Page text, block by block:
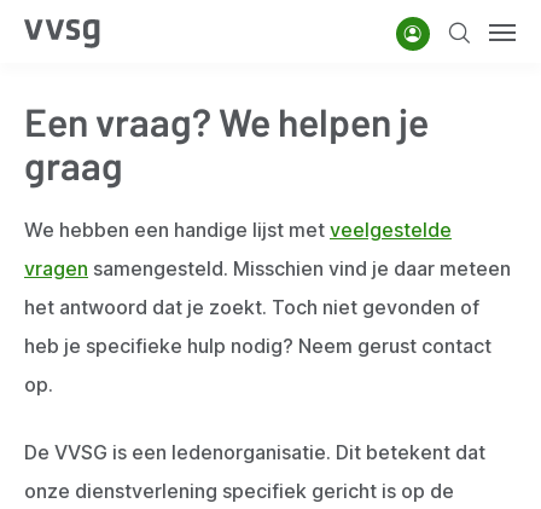
Overslaan
gaan
AccountZoeken
Een vraag? We helpen je
graag
We hebben een handige lijst met veelgestelde
vragen samengesteld. Misschien vind je daar meteen
het antwoord dat je zoekt. Toch niet gevonden of
heb je specifieke hulp nodig? Neem gerust contact
op.
De VVSG is een ledenorganisatie. Dit betekent dat
onze dienstverlening specifiek gericht is op de